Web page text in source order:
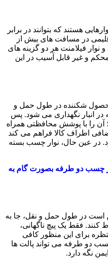
هستند که بتوانند در برابر
در مسافت ‌های بیش از
۲۵۰ مایل مقاومت کنند. نوار PVC و نوار فیلامنت هر دو گزینه ‌های
و غیر قابل آسیب در این
شکننده در طول حمل ‌و
در انبار نگهداری می ‌شود. پس
آن را با پوشش محافظتی همراه
اطراف کالا فراهم می‌ کند
در عین حال، نوار چسب بسته
چسب دو طرفه بصورت گام به
است در طول حمل ‌و نقل، جا به
کنند. فقط یک پیچ ناگهانی،
برای این منظور کافی
دو طرفه می ‌تواند پالت‌ ها
نگه دارد.